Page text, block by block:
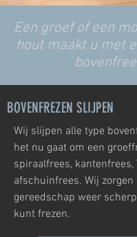
Een groef of een
hout maakt u met
BOVENFREZEN SLIJPEN
Wij slijpen alle type
het nu gaat om een
spiraalfrees, kantenfrees,
afschuinfrees. Wij
gereedschap weer
kunt frezen.